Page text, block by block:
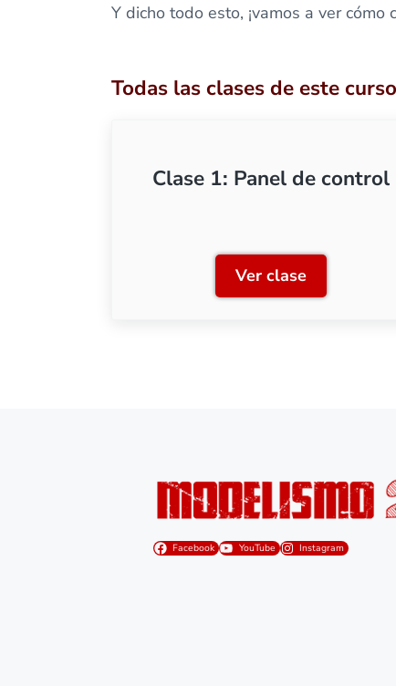
Y dicho todo esto, ¡vamos a ver
Todas las clases de este curso
Clase 1: Panel de control
Ver claseClase 1: Panel
Facebook YouTube Instagram